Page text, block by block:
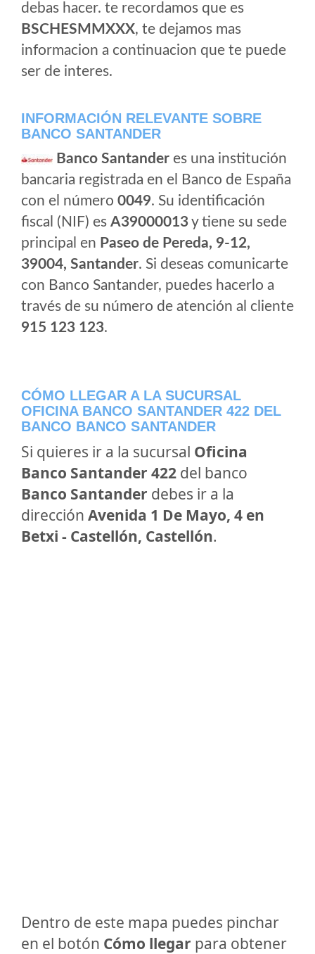
debas hacer. te recordamos que es
BSCHESMMXXX, te dejamos mas
informacion a continuacion que te puede
ser de interes.
INFORMACIÓN RELEVANTE SOBRE
BANCO SANTANDER
Banco Santander es una institución
bancaria registrada en el Banco de España
con el número 0049. Su identificación
fiscal (NIF) es A39000013y tiene su sede
principal en Paseo de Pereda, 9-12,
39004, Santander. Si deseas comunicarte
con Banco Santander, puedes hacerlo a
través de su número de atención al cliente
915 123 123.
CÓMO LLEGAR A LA SUCURSAL
OFICINA BANCO SANTANDER 422 DEL
BANCO BANCO SANTANDER
Si quieres ir a la sucursal Oficina
Banco Santander 422 del banco
Banco Santander debes ir a la
dirección Avenida 1 De Mayo, 4 en
Betxi - Castellón, Castellón.
Dentro de este mapa puedes pinchar
en el botón Cómo llegar para obtener